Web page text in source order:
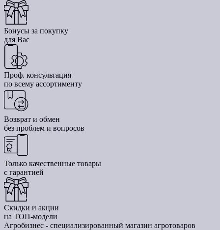
Бонусы за покупку
для Вас
Проф. консультация
по всему ассортименту
Возврат и обмен
без проблем и вопросов
Только качественные товары
с гарантией
Скидки и акции
на ТОП-модели
Агробизнес - специализированный магазин агротоваров